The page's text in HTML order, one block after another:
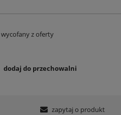
wycofany z oferty
dodaj do przechowalni
zapytaj o produkt